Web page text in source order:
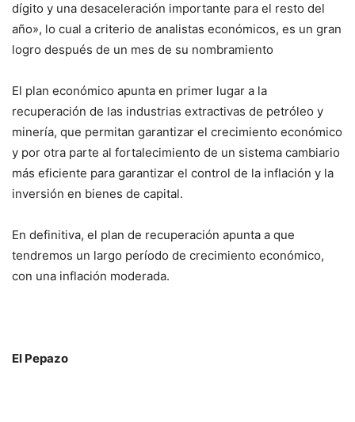
dígito y una desaceleración importante para el resto del
año», lo cual a criterio de analistas económicos, es un gran
logro después de un mes de su nombramiento
El plan económico apunta en primer lugar a la
recuperación de las industrias extractivas de petróleo y
minería, que permitan garantizar el crecimiento económico
y por otra parte al fortalecimiento de un sistema cambiario
más eficiente para garantizar el control de la inflación y la
inversión en bienes de capital.
En definitiva, el plan de recuperación apunta a que
tendremos un largo período de crecimiento económico,
con una inflación moderada.
El Pepazo